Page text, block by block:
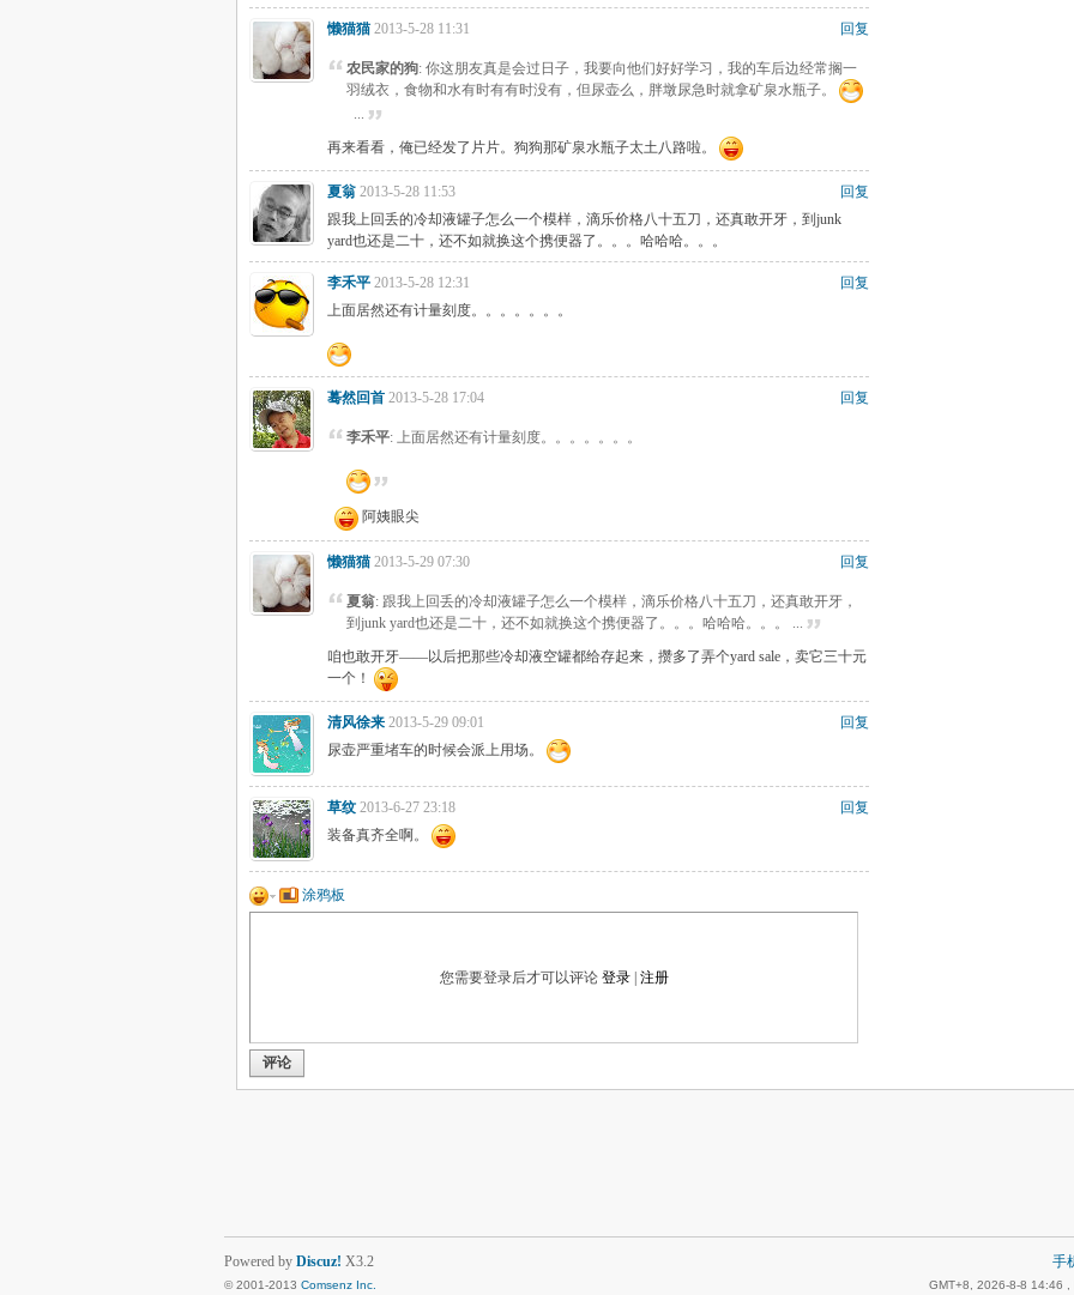
回复
懒猫猫 2013-5-28 11:31
农民家的狗: 你这朋友真是会过日子，我要向他们好好学习，我的车后边经常搁一
羽绒衣，食物和水有时有有时没有，但尿壶么，胖墩尿急时就拿矿泉水瓶子。
再来看看，俺已经发了片片。狗狗那矿泉水瓶子太土八路啦。
回复
夏翁 2013-5-28 11:53
跟我上回丢的冷却液罐子怎么一个模样，滴乐价格八十五刀，还真敢开牙，到junk
yard也还是二十，还不如就换这个携便器了。。。哈哈哈。。。
回复
李禾平 2013-5-28 12:31
上面居然还有计量刻度。。。。。。。
回复
蓦然回首 2013-5-28 17:04
李禾平: 上面居然还有计量刻度。。。。。。。
阿姨眼尖
回复
懒猫猫 2013-5-29 07:30
夏翁: 跟我上回丢的冷却液罐子怎么一个模样，滴乐价格八十五刀，还真敢开牙，
到junk yard也还是二十，还不如就换这个携便器了。。。哈哈哈。。。 ...
咱也敢开牙——以后把那些冷却液空罐都给存起来，攒多了弄个yard sale，卖它三十元
一个！
回复
清风徐来 2013-5-29 09:01
尿壶严重堵车的时候会派上用场。
回复
草纹 2013-6-27 23:18
装备真齐全啊。
涂鸦板
您需要登录后才可以评论 登录| 注册
评论
手
GMT+8, 2026-8-8 14:46
Powered by Discuz! X3.2
© 2001-2013 Comsenz Inc.